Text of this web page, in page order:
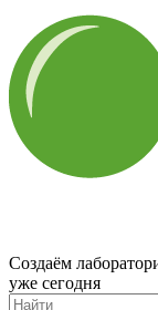
Создаём
уже сегодня